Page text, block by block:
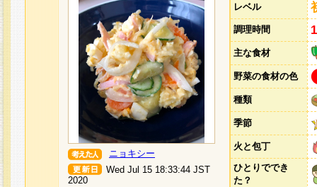
ニョキシー
Wed Jul 15 18:33:44 JST
2020
レベル
調理時間
主な食材
野菜の食材の色
種類
季節
火と包丁
ひとりででき
た？